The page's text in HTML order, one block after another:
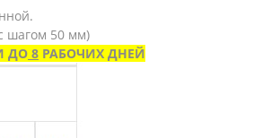
шагом 50 мм)
ДО 8 РАБОЧИХ ДНЕЙ